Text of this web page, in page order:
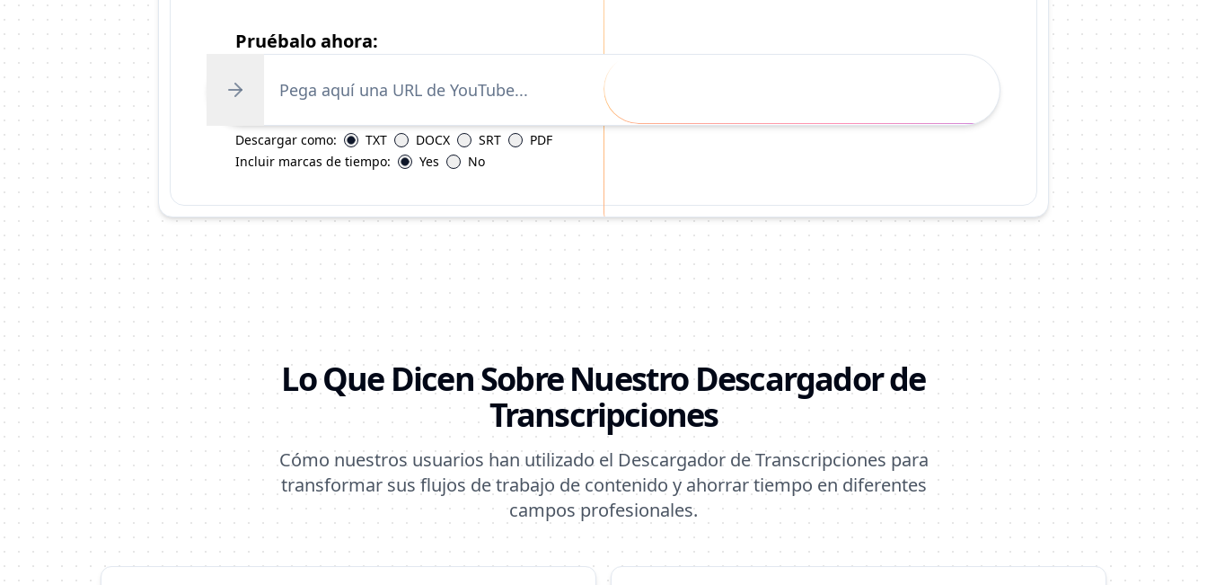
Pruébalo ahora:
Descargar como: TXT DOCX SRT
PDF
Incluir marcas de tiempo:
Yes No
Lo Que Dicen Sobre Nuestro Descargador de
Transcripciones
Cómo nuestros usuarios han utilizado el Descargador de Transcripciones para
transformar sus flujos de trabajo de contenido y ahorrar tiempo en diferentes
campos profesionales.